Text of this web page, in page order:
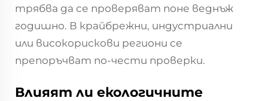
трябва да се проверяват поне веднъж
годишно. В крайбрежни, индустриални
или високорискови региони се
препоръчват по-чести проверки.
Влияят ли екологичните